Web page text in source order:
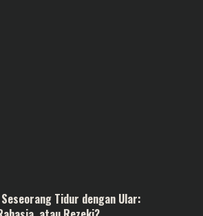
Tidur dengan Ular: